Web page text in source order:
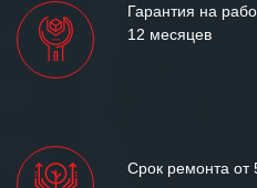
Гарантия на
12 месяцев
Срок ремонта от